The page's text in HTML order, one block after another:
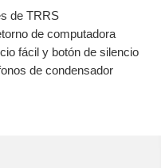
de TRRS
de computadora
fácil y botón de silencio
de condensador